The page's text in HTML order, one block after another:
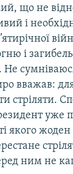
що не
і
і загибель
Не
вважав:
стріляти.
уже
якого
ним не